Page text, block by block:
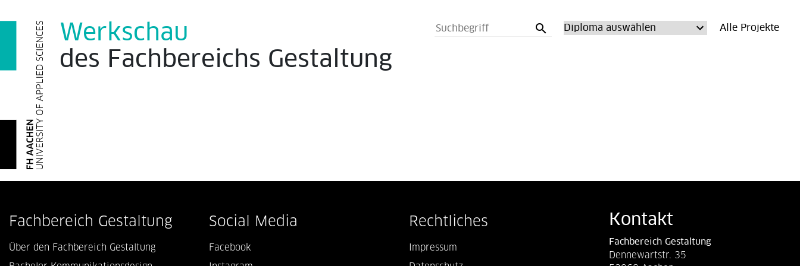
Werkschau
des Fachbereichs Gestaltung
search Alle Projekte
Fachbereich Gestaltung
Über den Fachbereich Gestaltung
Social Media
Facebook
Rechtliches
Impressum
Kontakt
Fachbereich Gestaltung
Dennewartstr. 35